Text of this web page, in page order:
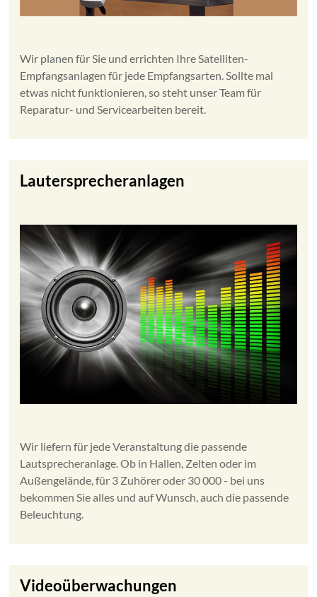
Wir planen für Sie und errichten Ihre Satelliten-
Empfangsanlagen für jede Empfangsarten. Sollte mal
etwas nicht funktionieren, so steht unser Team für
Reparatur- und Servicearbeiten bereit.
Lautersprecheranlagen
Wir liefern für jede Veranstaltung die passende
Lautsprecheranlage. Ob in Hallen, Zelten oder im
Außengelände, für 3 Zuhörer oder 30 000 - bei uns
bekommen Sie alles und auf Wunsch, auch die passende
Beleuchtung.
Videoüberwachungen